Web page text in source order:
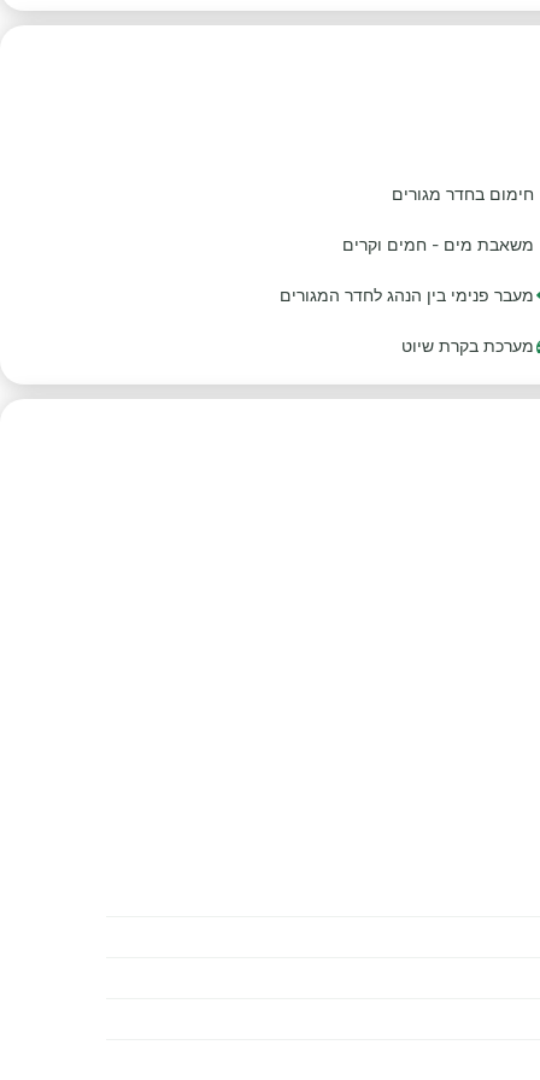
חימום בחדר מגורים
משאבת מים - חמים וקרים
מעבר פנימי בין הנהג לחדר המגורים
מערכת בקרת שיוט